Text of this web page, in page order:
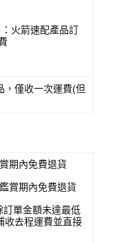
火箭速配產品訂
，僅收一次運費(但
期內免費退貨
賞期內免費退貨
單金額未達最低
收去程運費並直接